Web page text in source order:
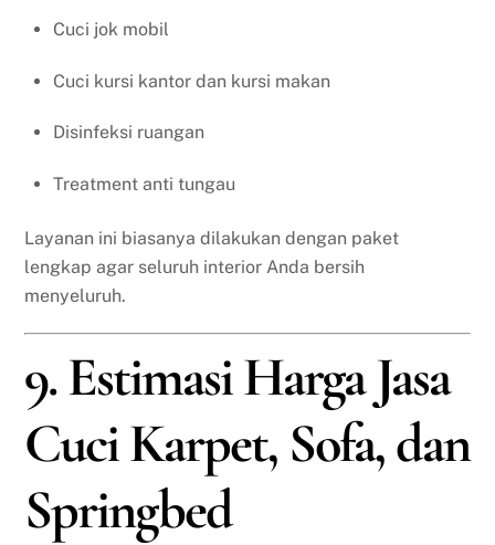
Cuci jok mobil
Cuci kursi kantor dan kursi makan
Disinfeksi ruangan
Treatment anti tungau
Layanan ini biasanya dilakukan dengan paket
lengkap agar seluruh interior Anda bersih
menyeluruh.
9. Estimasi Harga Jasa
Cuci Karpet, Sofa, dan
Springbed